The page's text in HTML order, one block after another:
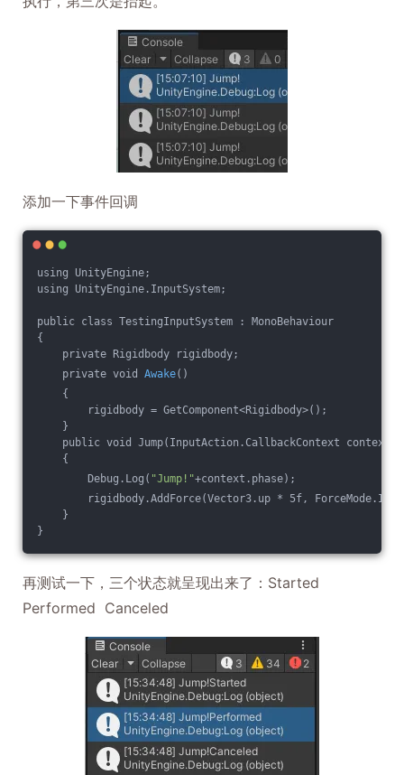
添加一下事件回调
using UnityEngine;
using UnityEngine.InputSystem;
public class TestingInputSystem : MonoBehaviour
{
private Rigidbody rigidbody;
private void Awake()
{
rigidbody = GetComponent<Rigidbody>();
}
public void Jump(InputAction.CallbackContext context)
{
Debug.Log( "Jump!"+context.phase);
rigidbody.AddForce(Vector3.up * 5f,
}
}
再测试一下，三个状态就呈现出来了：Started
Performed Canceled